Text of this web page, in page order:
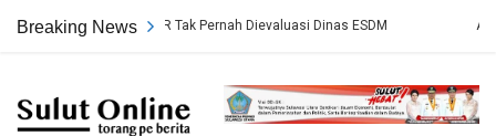
Breaking News
Pernah Dievaluasi Dinas ESDM Ahli Hukum Perdata: Pengelola
Sulut